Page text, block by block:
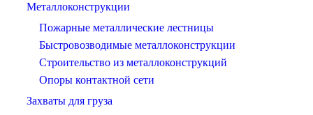
Металлоконструкции
Пожарные металлические лестницы
Быстровозводимые металлоконструкции
Строительство из металлоконструкций
Опоры контактной сети
Захваты для груза